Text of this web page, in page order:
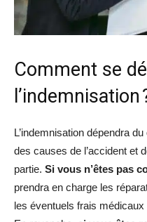
Comment se
l’indemnisation
L’indemnisation dépendra
des causes de l’accident et
partie. Si vous n’êtes pas
prendra en charge les
les éventuels frais